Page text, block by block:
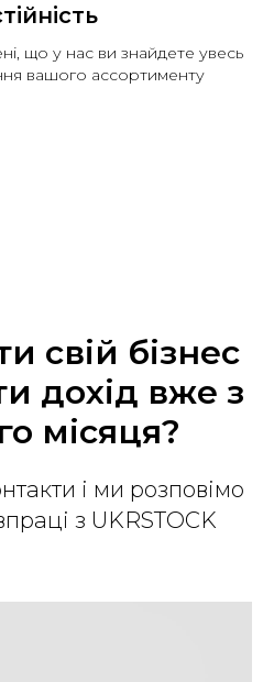
що у нас ви знайдете увесь
вашого ассортименту
свій бізнес
дохід вже з
місяця?
і ми розповімо
з UKRSTOCK